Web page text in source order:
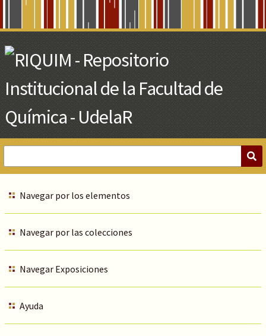
Main
Content
Navegar por los elementos
Navegar por las colecciones
Navegar Exposiciones
Ayuda